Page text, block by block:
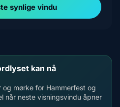
synlige vindu
kan nå
mørke for Hammerfest og
når neste visningsvindu åpner